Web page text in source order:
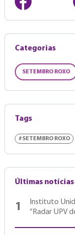
Categorias
SETEMBRO ROXO
Tags
#SETEMBRO ROXO
Últimas notícias
1
Instituto
“Radar UPV